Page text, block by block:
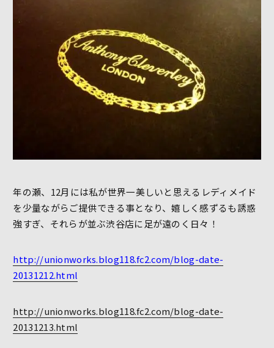
年の瀬、12月には私が世界一美しいと思えるレディメイド
を少量ながらご提供できる事となり、嬉しく感ずるも誘惑
強すぎ、それらが並ぶ渋谷店に足が遠のく日々！
http://unionworks.blog118.fc2.com/blog-date-
20131212.html
http://unionworks.blog118.fc2.com/blog-date-
20131213.html